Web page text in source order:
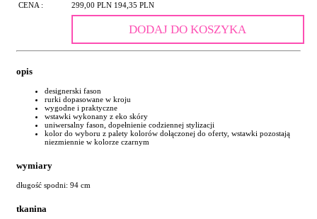
CENA : 299,00 PLN 194,35 PLN
DODAJ DO KOSZYKA
opis
designerski fason
rurki dopasowane w kroju
wygodne i praktyczne
wstawki wykonany z eko skóry
uniwersalny fason, dopełnienie codziennej stylizacji
kolor do wyboru z palety kolorów dołączonej do oferty, wstawki pozostają
niezmiennie w kolorze czarnym
wymiary
długość spodni: 94 cm
tkanina